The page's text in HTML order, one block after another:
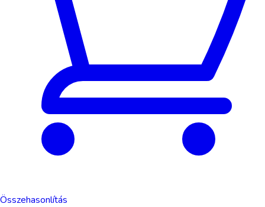
Összehasonlítás